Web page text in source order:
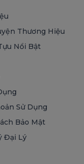
Thương Hiệu
Nổi Bật
Sử Dụng
Bảo Mật
Đại Lý